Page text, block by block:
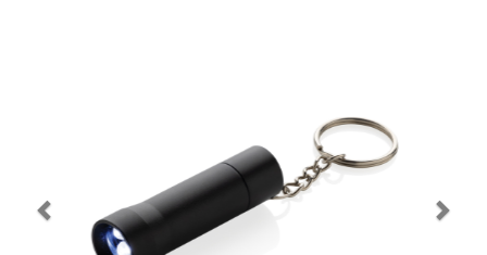
Tecnología